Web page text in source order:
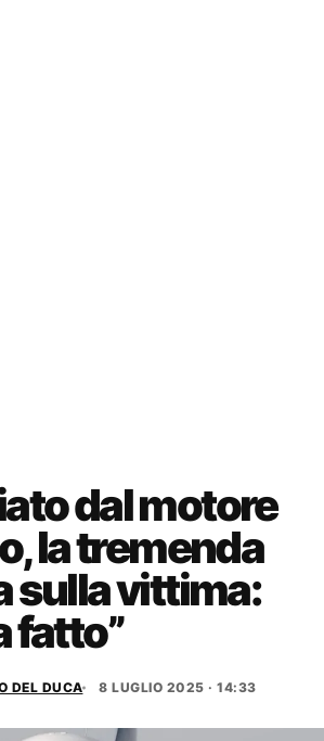
dal motore
la tremenda
sulla vittima:
fatto”
DEL DUCA 8 LUGLIO 2025 · 14:33